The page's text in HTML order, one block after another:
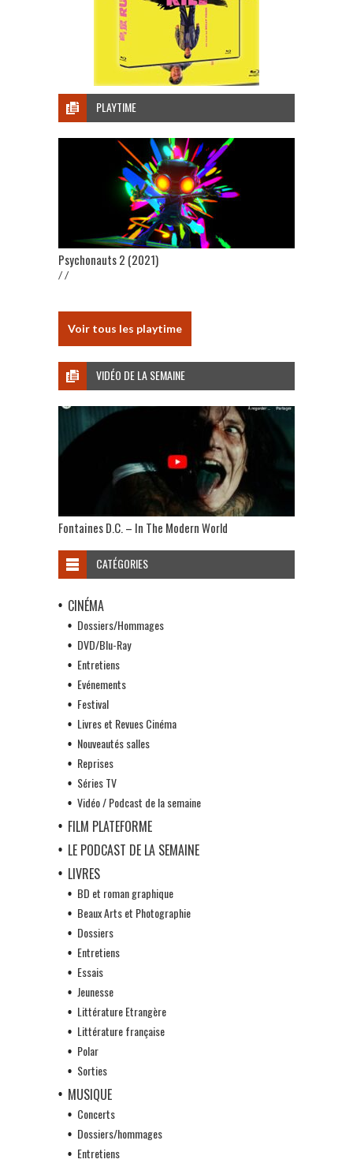
PLAYTIME
Psychonauts 2 (2021)
/ /
Voir tous les playtime
VIDÉO DE LA SEMAINE
Fontaines D.C. – In The Modern World
CATÉGORIES
CINÉMA
Dossiers/Hommages
DVD/Blu-Ray
Entretiens
Evénements
Festival
Livres et Revues Cinéma
Nouveautés salles
Reprises
Séries TV
Vidéo / Podcast de la semaine
FILM PLATEFORME
LE PODCAST DE LA SEMAINE
LIVRES
BD et roman graphique
Beaux Arts et Photographie
Dossiers
Entretiens
Essais
Jeunesse
Littérature Etrangère
Littérature française
Polar
Sorties
MUSIQUE
Concerts
Dossiers/hommages
Entretiens